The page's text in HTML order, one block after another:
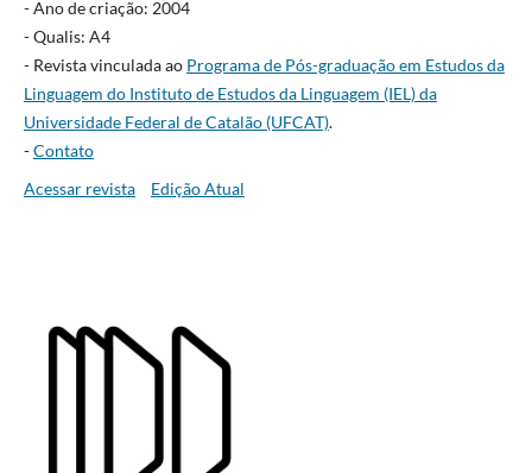
- Ano de criação: 2004
- Qualis: A4
- Revista vinculada ao Programa de Pós-graduação em Estudos da
Linguagem do Instituto de Estudos da Linguagem (IEL) da
Universidade Federal de Catalão (UFCAT).
-Contato
Acessar revista
Edição Atual